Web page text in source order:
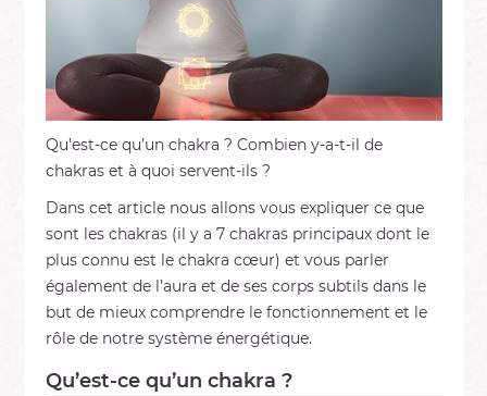
Qu’est-ce qu’un chakra ? Combien y-a-t-il de
chakras et à quoi servent-ils ?
Dans cet article nous allons vous expliquer ce que
sont les chakras (il y a 7 chakras principaux dont le
plus connu est le chakra cœur) et vous parler
également de l’aura et de ses corps subtils dans le
but de mieux comprendre le fonctionnement et le
rôle de notre système énergétique.
Qu’est-ce qu’un chakra ?